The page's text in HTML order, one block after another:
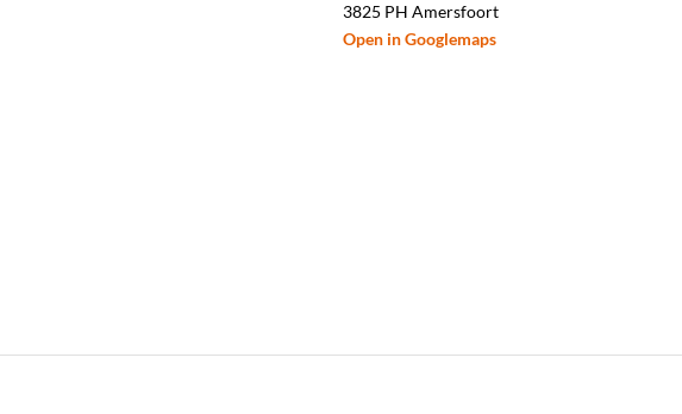
3825 PH Amersfoort
Open in Googlemaps